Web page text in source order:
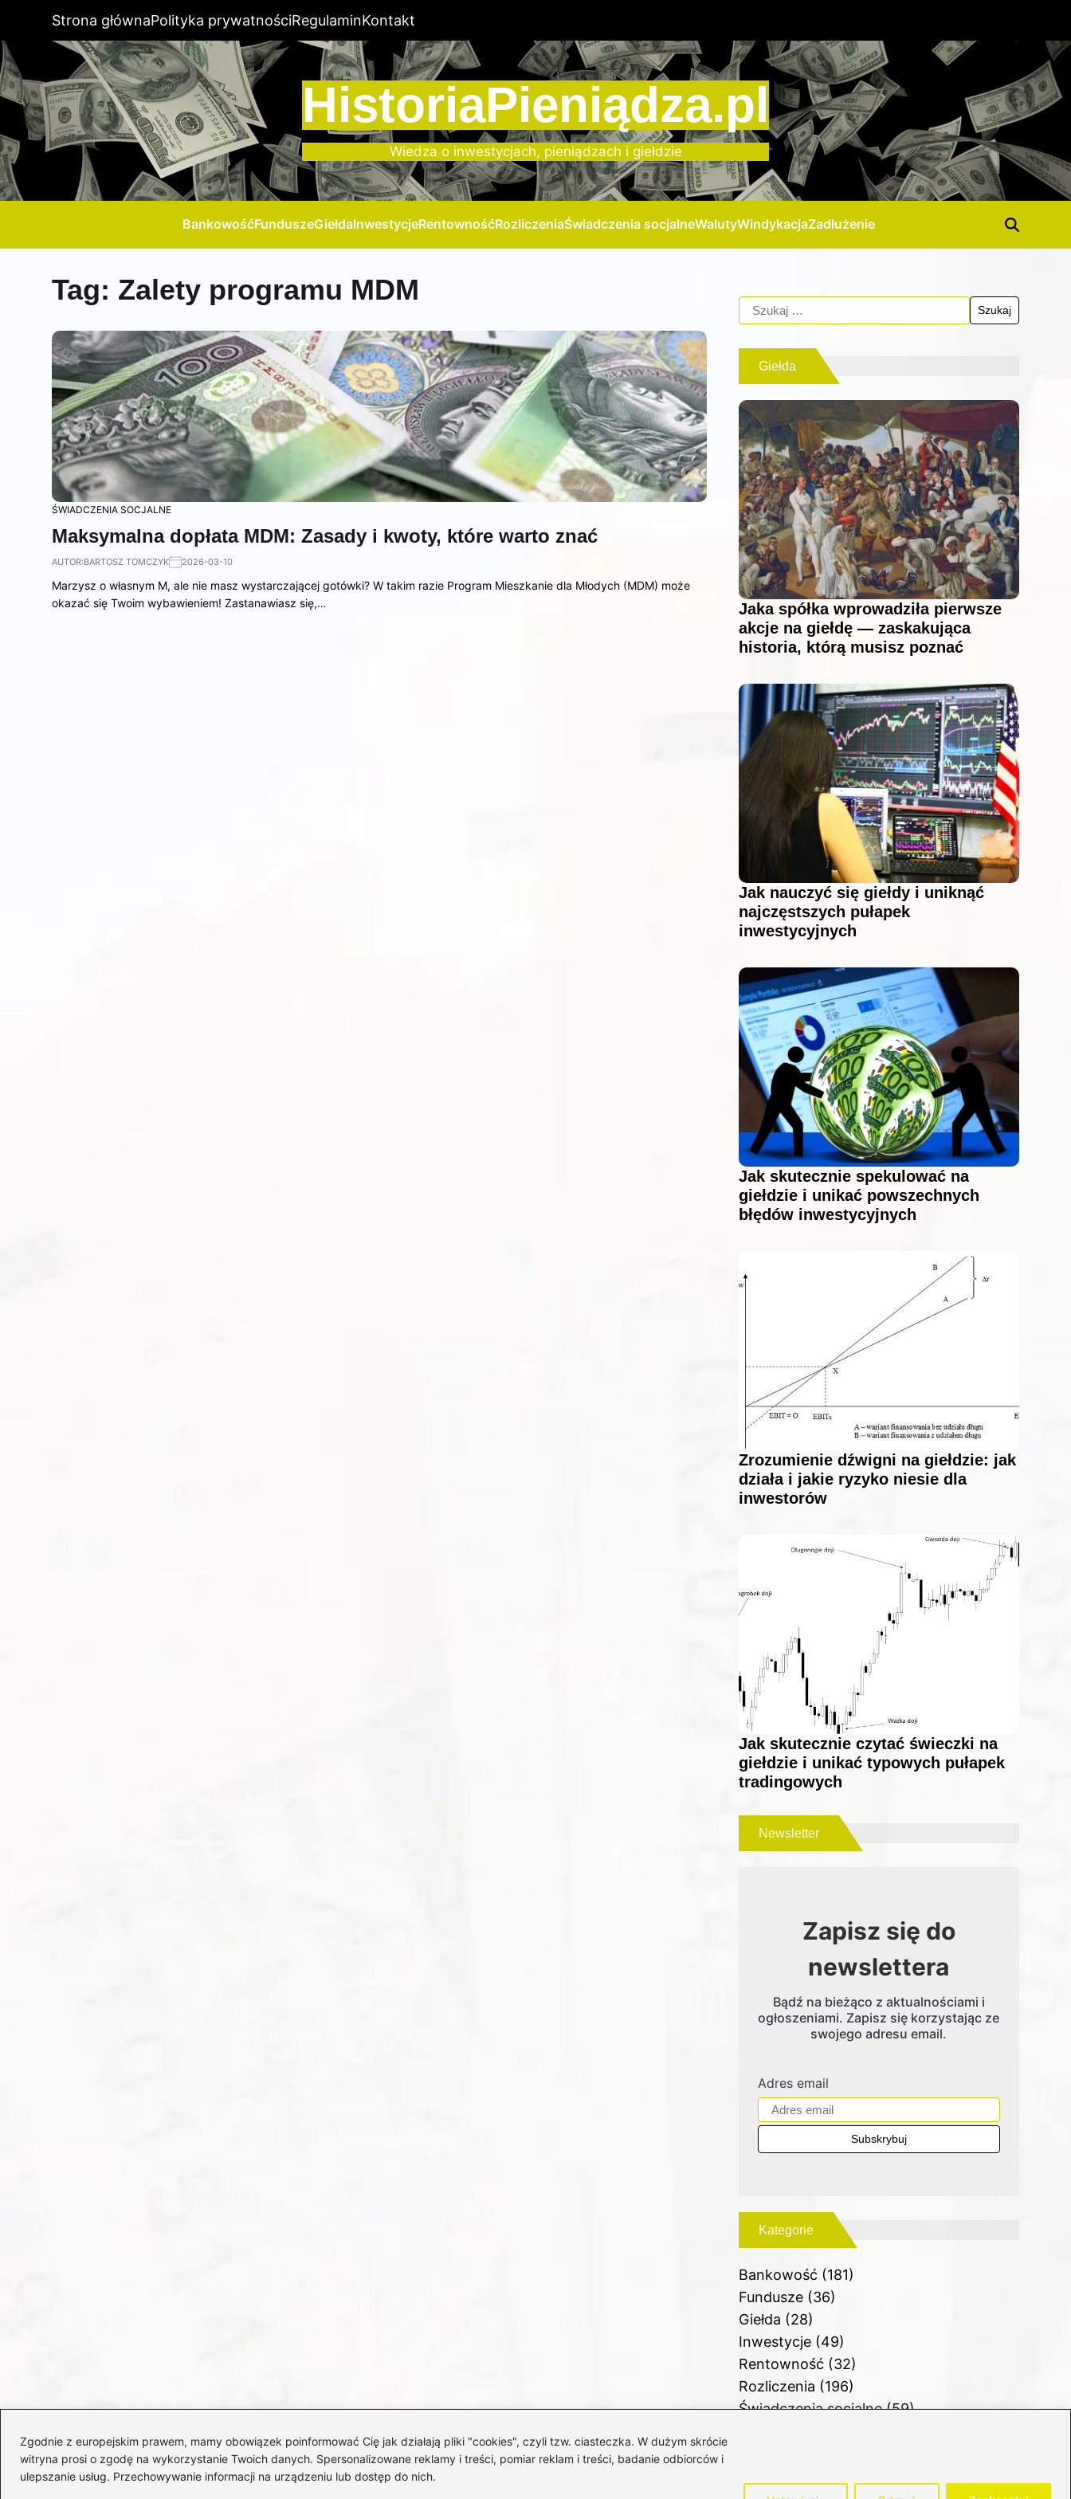
Zgodnie z europejskim prawem, mamy obowiązek poinformować Cię jak działają pliki "cookies", czyli tzw. ciasteczka. W dużym skrócie
witryna prosi o zgodę na wykorzystanie Twoich danych. Spersonalizowane reklamy i treści, pomiar reklam i treści, badanie odbiorców i
ulepszanie usług. Przechowywanie informacji na urządzeniu lub dostęp do nich.
Strona głównaPolityka prywatnościRegulaminKontakt
HistoriaPieniądza.pl
Wiedza o inwestycjach, pieniądzach i giełdzie
BankowośćFunduszeGiełdaInwestycjeRentownośćRozliczeniaŚwiadczenia socjalneWalutyWindykacjaZadłużenie
Tag: Zalety programu MDM
ŚWIADCZENIA SOCJALNE
Maksymalna dopłata MDM: Zasady i kwoty, które warto znać
AUTOR:BARTOSZ TOMCZYK 2026-03-10
Marzysz o własnym M, ale nie masz wystarczającej gotówki? W takim razie Program Mieszkanie dla Młodych (MDM) może
okazać się Twoim wybawieniem! Zastanawiasz się,…
Giełda
Jaka spółka wprowadziła pierwsze
akcje na giełdę — zaskakująca
historia, którą musisz poznać
Jak nauczyć się giełdy i uniknąć
najczęstszych pułapek
inwestycyjnych
Jak skutecznie spekulować na
giełdzie i unikać powszechnych
błędów inwestycyjnych
Zrozumienie dźwigni na giełdzie: jak
działa i jakie ryzyko niesie dla
inwestorów
Jak skutecznie czytać świeczki na
giełdzie i unikać typowych pułapek
tradingowych
Newsletter
Zapisz się do
newslettera
Bądź na bieżąco z aktualnościami i
ogłoszeniami. Zapisz się korzystając ze
swojego adresu email.
Adres email
Kategorie
Bankowość (181)
Fundusze(36)
Giełda (28)
Inwestycje(49)
Rentowność (32)
Rozliczenia (196)
Świadczenia socjalne(59)